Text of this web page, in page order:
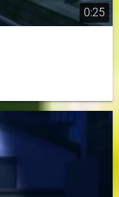
0:25